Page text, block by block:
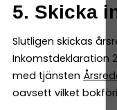
5. Skicka
Slutligen skickas
Inkomstdeklaration
med tjänsten
oavsett vilket